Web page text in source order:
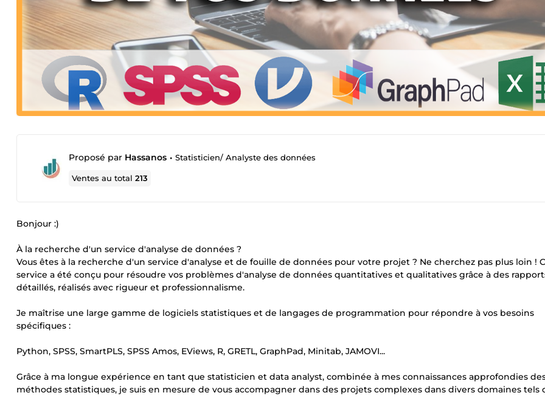
Proposé par Hassanos • Statisticien/ Analyste des données
Ventes au total213
Bonjour :)
À la recherche d'un service d'analyse de données ?
Vous êtes à la recherche d'un service d'analyse et de fouille de données pour votre projet ? Ne cherchez pas plus loin !
service a été conçu pour résoudre vos problèmes d'analyse de données quantitatives et qualitatives grâce à des
détaillés, réalisés avec rigueur et professionnalisme.
Je maîtrise une large gamme de logiciels statistiques et de langages de programmation pour répondre à vos besoins
spécifiques :
Python, SPSS, SmartPLS, SPSS Amos, EViews, R, GRETL, GraphPad, Minitab, JAMOVI...
Grâce à ma longue expérience en tant que statisticien et data analyst, combinée à mes connaissances approfondies
méthodes statistiques, je suis en mesure de vous accompagner dans des projets complexes dans divers domaines tels